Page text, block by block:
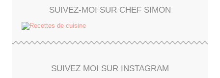
SUIVEZ-MOI SUR CHEF SIMON
SUIVEZ MOI SUR INSTAGRAM